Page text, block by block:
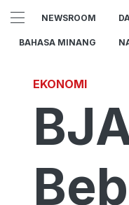
NEWSROOM
BAHASA MINANG
EKONOMI